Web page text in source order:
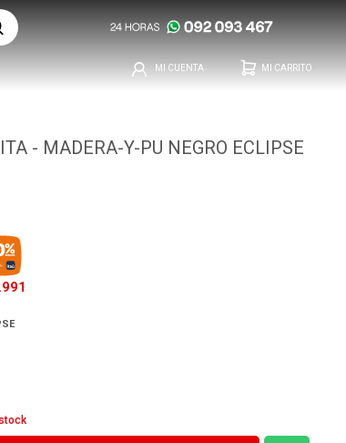
- MADERA-Y-PU NEGRO ECLIPSE